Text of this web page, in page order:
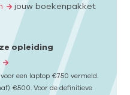
jouw boekenpakket
opleiding
een laptop €750 vermeld.
€500. Voor de definitieve